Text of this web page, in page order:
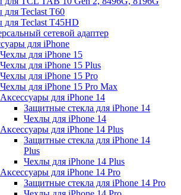
для Teclast T60
для Teclast T45HD
сетевой адаптер
для iPhone
Чехлы для iPhone 15
Чехлы для iPhone 15 Plus
Чехлы для iPhone 15 Pro
Чехлы для iPhone 15 Pro Max
Аксессуары для iPhone 14
Защитные стекла для iPhone 14
Чехлы для iPhone 14
Аксессуары для iPhone 14 Plus
Защитные стекла для iPhone 14
Plus
Чехлы для iPhone 14 Plus
Аксессуары для iPhone 14 Pro
Защитные стекла для iPhone 14 Pro